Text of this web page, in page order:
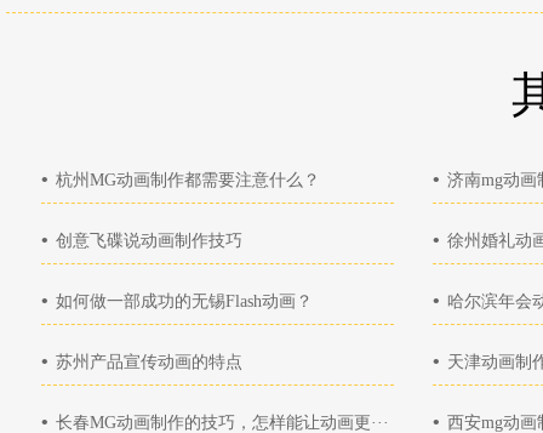
• 杭州MG动画制作都需要注意什么？ • 济南mg动画
• 创意飞碟说动画制作技巧 • 徐州婚礼动
• 如何做一部成功的无锡Flash动画？ • 哈尔滨年会
• 苏州产品宣传动画的特点 • 天津动画制
• 长春MG动画制作的技巧，怎样能让动画更··· • 西安mg动